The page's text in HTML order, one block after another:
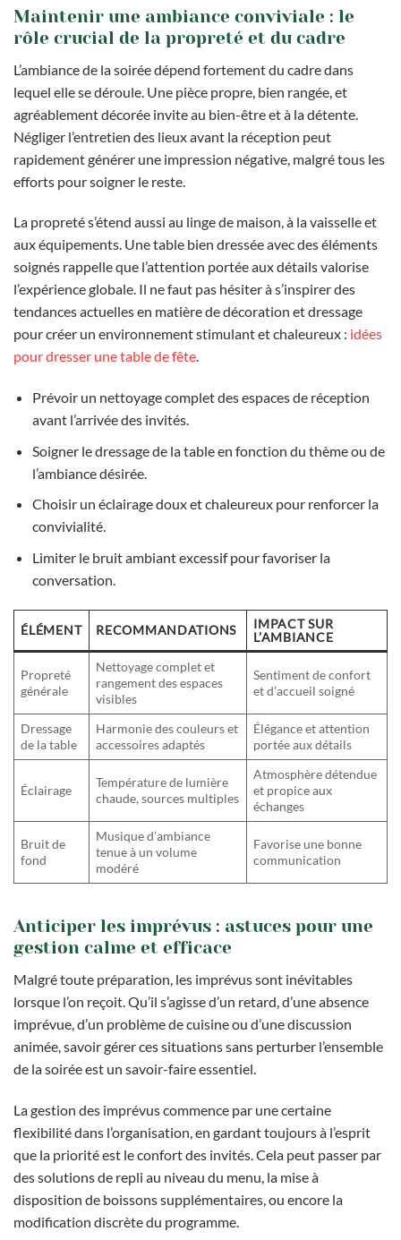
Maintenir une ambiance conviviale : le
rôle crucial de la propreté et du cadre
L’ambiance de la soirée dépend fortement du cadre dans
lequel elle se déroule. Une pièce propre, bien rangée, et
agréablement décorée invite au bien-être et à la détente.
Négliger l’entretien des lieux avant la réception peut
rapidement générer une impression négative, malgré tous les
efforts pour soigner le reste.
La propreté s’étend aussi au linge de maison, à la vaisselle et
aux équipements. Une table bien dressée avec des éléments
soignés rappelle que l’attention portée aux détails valorise
l’expérience globale. Il ne faut pas hésiter à s’inspirer des
tendances actuelles en matière de décoration et dressage
pour créer un environnement stimulant et chaleureux : idées
pour dresser une table de fête.
Prévoir un nettoyage complet des espaces de réception
avant l’arrivée des invités.
Soigner le dressage de la table en fonction du thème ou de
l’ambiance désirée.
Choisir un éclairage doux et chaleureux pour renforcer la
convivialité.
Limiter le bruit ambiant excessif pour favoriser la
conversation.
ÉLÉMENT RECOMMANDATIONS
IMPACT SUR
L’AMBIANCE
Propreté
générale
Nettoyage complet et
rangement des espaces
visibles
Sentiment de confort
et d’accueil soigné
Dressage
de la table
Harmonie des couleurs et
accessoires adaptés
Élégance et attention
portée aux détails
Éclairage
Température de lumière
chaude, sources multiples
Atmosphère détendue
et propice aux
échanges
Bruit de
fond
Musique d’ambiance
tenue à un volume
modéré
Favorise une bonne
communication
Anticiper les imprévus : astuces pour une
gestion calme et efficace
Malgré toute préparation, les imprévus sont inévitables
lorsque l’on reçoit. Qu’il s’agisse d’un retard, d’une absence
imprévue, d’un problème de cuisine ou d’une discussion
animée, savoir gérer ces situations sans perturber l’ensemble
de la soirée est un savoir-faire essentiel.
La gestion des imprévus commence par une certaine
flexibilité dans l’organisation, en gardant toujours à l’esprit
que la priorité est le confort des invités. Cela peut passer par
des solutions de repli au niveau du menu, la mise à
disposition de boissons supplémentaires, ou encore la
modification discrète du programme.